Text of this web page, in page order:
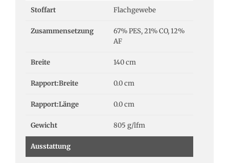
Stoffart Flachgewebe
Zusammensetzung
67% PES, 21% CO, 12%
AF
Breite 140 cm
Rapport:Breite 0.0 cm
Rapport:Länge 0.0 cm
Gewicht 805 g/lfm
Ausstattung